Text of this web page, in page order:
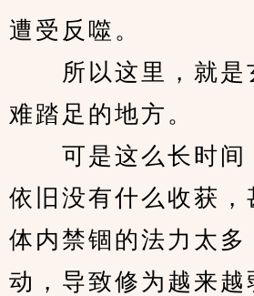
遭受反噬。
所以这里，就是
难踏足的地方。
可是这么长时间
依旧没有什么收获，
体内禁锢的法力太多
动，导致修为越来越